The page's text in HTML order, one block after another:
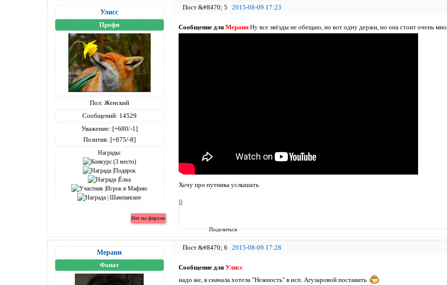
Поделиться
5 2015-08-09 17:23
Улисс
Профи
Пол: Женский
Сообщений: 14529
Уважение: [+680/-1]
Позитив: [+875/-8]
Награды:
Сообщение для Мерани Ну все звёзды не обещаю, но вот одну держи, но она стоит очень
Хочу про путника услышать
0
6 2015-08-09 17:28
Мерани
Фанат Сообщение для Улисс
надо же, я сначала хотела "Нежность" в исп. Агузаровой поставить